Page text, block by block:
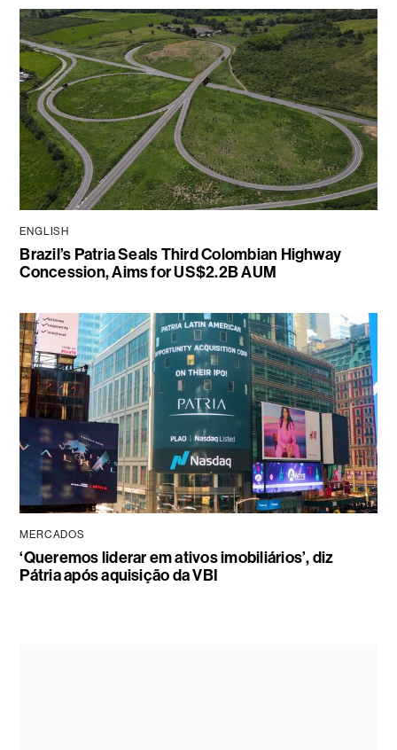
ENGLISH
Brazil’s Patria Seals Third Colombian Highway
Concession, Aims for US$2.2B AUM
MERCADOS
‘Queremos liderar em ativos imobiliários’, diz
Pátria após aquisição da VBI